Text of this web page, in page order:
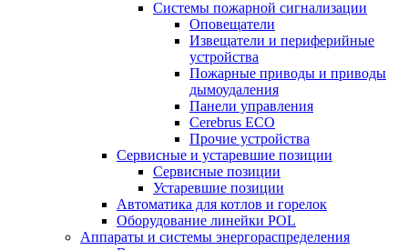
Системы пожарной сигнализации
Оповещатели
Извещатели и периферийные
устройства
Пожарные приводы и приводы
дымоудаления
Панели управления
Cerebrus ECO
Прочие устройства
Сервисные и устаревшие позиции
Сервисные позиции
Устаревшие позиции
Автоматика для котлов и горелок
Оборудование линейки POL
Аппараты и системы энергораспределения